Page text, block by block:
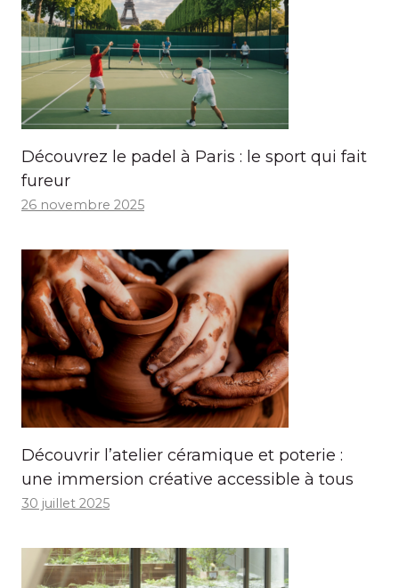
Découvrez le padel à Paris : le sport qui fait
fureur
26 novembre 2025
Découvrir l’atelier céramique et poterie :
une immersion créative accessible à tous
30 juillet 2025